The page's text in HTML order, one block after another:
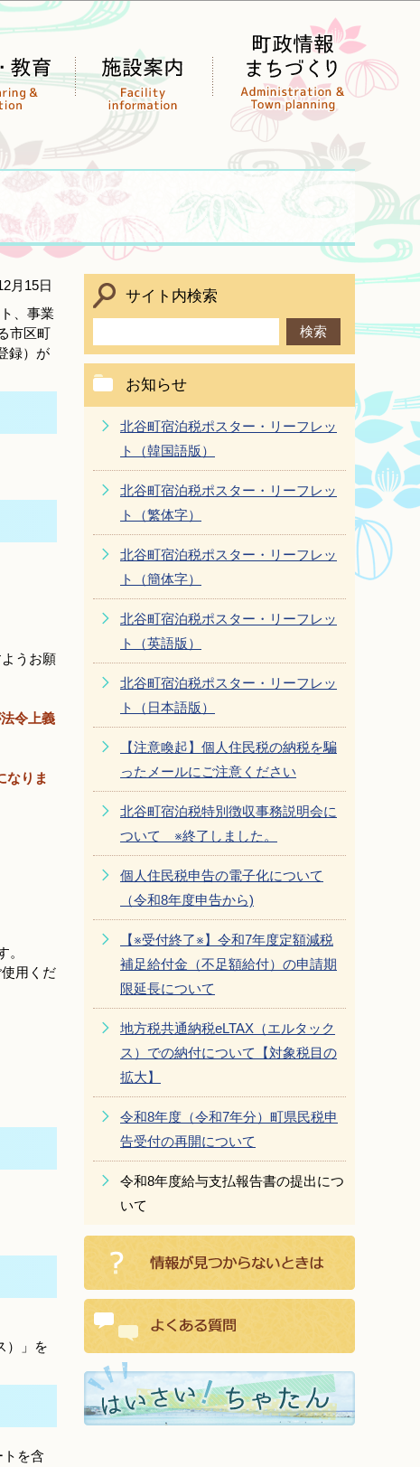
月15日
、事業
市区町
録）が
うお願
令上義
なりま
用くだ
）」を
を含
サイト内検索
お知らせ
北谷町宿泊税ポスター・リーフレッ
ト（韓国語版）
北谷町宿泊税ポスター・リーフレッ
ト（繁体字）
北谷町宿泊税ポスター・リーフレッ
ト（簡体字）
北谷町宿泊税ポスター・リーフレッ
ト（英語版）
北谷町宿泊税ポスター・リーフレッ
ト（日本語版）
【注意喚起】個人住民税の納税を騙
ったメールにご注意ください
北谷町宿泊税特別徴収事務説明会に
ついて ※終了しました。
個人住民税申告の電子化について
（令和8年度申告から)
【※受付終了※】令和7年度定額減税
補足給付金（不足額給付）の申請期
限延長について
地方税共通納税eLTAX（エルタック
ス）での納付について【対象税目の
拡大】
令和8年度（令和7年分）町県民税申
告受付の再開について
令和8年度給与支払報告書の提出につ
いて